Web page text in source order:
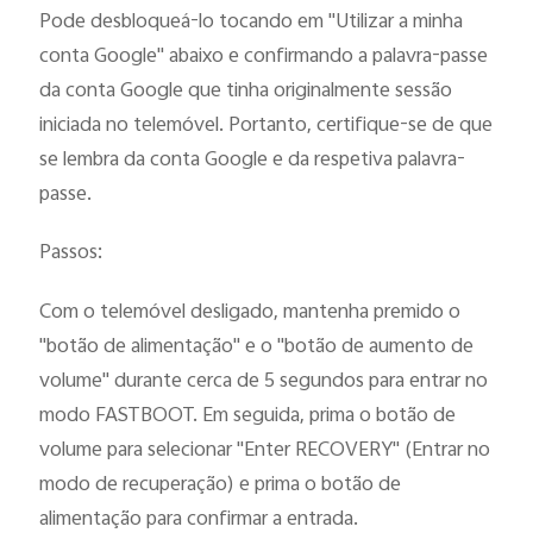
Pode desbloqueá-lo tocando em "Utilizar a minha
conta Google" abaixo e confirmando a palavra-passe
da conta Google que tinha originalmente sessão
iniciada no telemóvel. Portanto, certifique-se de que
se lembra da conta Google e da respetiva palavra-
passe.
Passos:
Com o telemóvel desligado, mantenha premido o
"botão de alimentação" e o "botão de aumento de
volume" durante cerca de 5 segundos para entrar no
modo FASTBOOT. Em seguida, prima o botão de
volume para selecionar "Enter RECOVERY" (Entrar no
modo de recuperação) e prima o botão de
alimentação para confirmar a entrada.